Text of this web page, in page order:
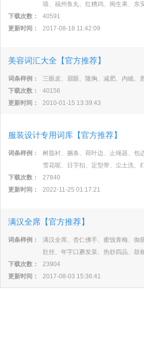
墙、福州鱼丸、红糟鸡、闽生果、东
下载次数：
40591
更新时间：
2017-08-18 11:42:09
美容词汇大全【官方推荐】
词条样例：
三眼皮、眉眼、隆胸、减肥、内眦、
下载次数：
40156
更新时间：
2010-01-15 13:39:43
服装设计专用词库【官方推荐】
词条样例：
树脂衬、捆条、荷叶边、止绳器、包
雪花呢、日字扣、定型带、尘土洗、
下载次数：
27840
更新时间：
2022-11-25 01:17:21
满汉全席【官方推荐】
词条样例：
满汉全席、杏仁佛手、蜜饯青梅、御
肚丝、年字口蘑发菜、热炒四品、鼓
下载次数：
23904
更新时间：
2017-08-03 15:36:41